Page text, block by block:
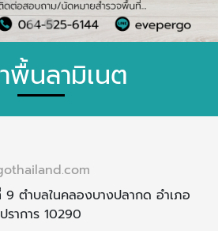
พื้นลามิเนต
ตำบลในคลองบางปลากด อำเภอ
ราการ 10290